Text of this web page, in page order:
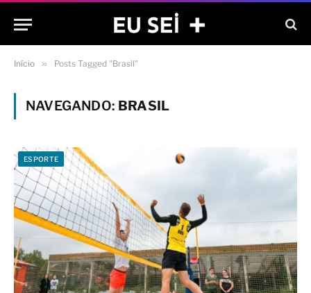
Início » Posts Tagged "Brasil"
NAVEGANDO: BRASIL
ESPORTE